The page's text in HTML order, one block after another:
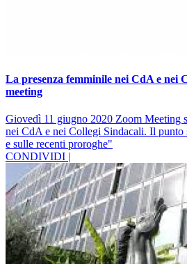
La presenza femminile nei CdA e nei
meeting
Giovedì 11 giugno 2020 Zoom Meeting
nei CdA e nei Collegi Sindacali. Il punto
e sulle recenti proroghe"
CONDIVIDI |